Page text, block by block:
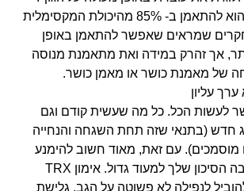
כלל אצבע, הוא להתאמן ב- 85% מהיכולת המקסימלית
שמראים שאפשר להתאמן באופן
אך זהרק במידה ואת מתאמנת מנוסה
של מאמנת כושר או מאמן כושר.
עליון
לעשות הכל. כל מה שעשית קודם וגם
חדש (בתנאי שזה תחת השגחה והנחייה
עם זאת, מאוד חשוב להימנע
מפעילות שבה הסיכון שלך למעוד גדול. אימון TRX
לנפילה לא פשוטה על הגב, גלישת